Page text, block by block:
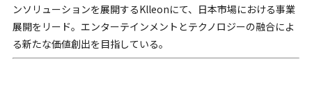
ンソリューションを展開するKlleonにて、日本市場における事業
展開をリード。エンターテインメントとテクノロジーの融合によ
る新たな価値創出を目指している。